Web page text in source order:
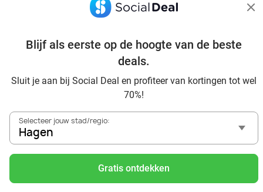
Blijf als eerste op de hoogte van de beste
deals.
Sluit je aan bij Social Deal en profiteer van kortingen tot wel
70%!
Selecteer jouw stad/regio:
Hagen
Gratis ontdekken
Voordelig genieten in Hagen: haal deal-inspiratie uit onze
In die Sauna in Hagen und Umgebung
Tagesausflug zum Movie Park Germany mit Rabatt, von
Hagen aus
Frühstück & Mittagessen in Hagen
Reise von Hagen aus und erlebe einen fantastischen Tag
im Freizeitpark Europa-Park